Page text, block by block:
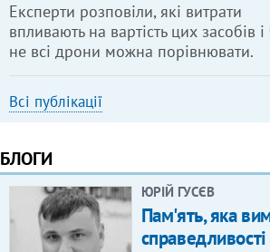
Експерти розповіли, які витрати
впливають на вартість цих засобів
не всі дрони можна порівнювати.
Всі публікації
БЛОГИ
ЮРІЙ ГУСЄВ
Пам'ять, яка
справедливості